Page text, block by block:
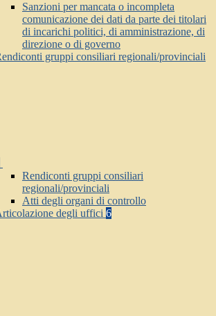
Sanzioni per mancata o incompleta
comunicazione dei dati da parte dei titolari
di incarichi politici, di amministrazione, di
direzione o di governo
gruppi consiliari regionali/provinciali
Rendiconti gruppi consiliari
regionali/provinciali
Atti degli organi di controllo
degli uffici 6